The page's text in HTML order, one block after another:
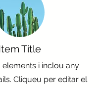
Title
elements i inclou any
Cliqueu per editar el